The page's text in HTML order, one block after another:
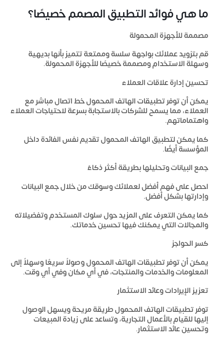
ما هي فوائد التطبيق المصمم خصيصًا؟
مصممة للأجهزة المحمولة
قم بتزويد عملائك بواجهة سلسة وممتعة تتميز بأنها بديهية
وسهلة الاستخدام ومصممة خصيصًا للأجهزة المحمولة.
تحسين إدارة علاقات العملاء
يمكن أن توفر تطبيقات الهاتف المحمول خط اتصال مباشر مع
العملاء، مما يسمح للشركات بالاستجابة بسرعة لاحتياجات العملاء
واهتماماتهم.
كما يمكن لتطبيق الهاتف المحمول تقديم نفس الفائدة داخل
المؤسسة أيضًا.
جمع البيانات وتحليلها بطريقة أكثر ذكاءً
احصل على فهم أفضل لعملائك وسوقك من خلال جمع البيانات
وإدارتها بشكل أفضل.
كما يمكن التعرف على المزيد حول سلوك المستخدم وتفضيلاته
والمجالات التي يمكنك فيها تحسين خدماتك.
كسر الحواجز
يمكن أن توفر تطبيقات الهاتف المحمول وصولاً سريعًا وسهلاً إلى
المعلومات والخدمات والمنتجات، في أي مكان وفي أي وقت.
تعزيز الإيرادات وعائد الاستثمار
توفر تطبيقات الهاتف المحمول طريقة مريحة ويسهل الوصول
إليها للقيام بالأعمال التجارية، وتساعد على زيادة المبيعات
وتحسين عائد الاستثمار.